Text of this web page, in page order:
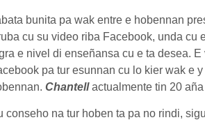
bunita pa wak entre e hobennan
cu su video riba Facebook, unda cu
e nivel di enseñansa cu e ta desea. E
pa tur esunnan cu lo kier wak e
Chantellactualmente tin 20
conseho na tur hoben ta pa no rindi,